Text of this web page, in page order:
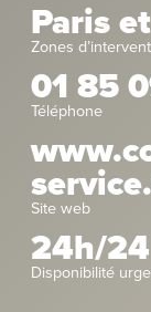
Paris
Zones
01 85
Téléphone
Site web
24h/
Disponibilité